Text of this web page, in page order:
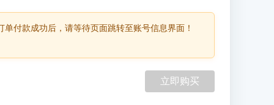
付款成功后，请等待页面跳转至账号信息界面！
立即购买